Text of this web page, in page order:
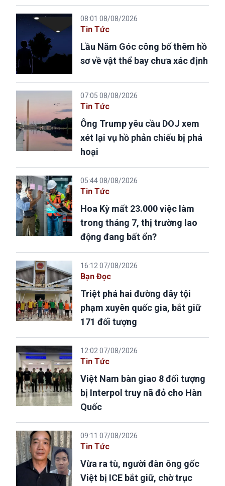
08:01 08/08/2026
Tin Tức
Lầu Năm Góc công bố thêm hồ
sơ về vật thể bay chưa xác định
07:05 08/08/2026
Tin Tức
Ông Trump yêu cầu DOJ xem
xét lại vụ hồ phản chiếu bị phá
hoại
05:44 08/08/2026
Tin Tức
Hoa Kỳ mất 23.000 việc làm
trong tháng 7, thị trường lao
động đang bất ổn?
16:12 07/08/2026
Bạn Đọc
Triệt phá hai đường dây tội
phạm xuyên quốc gia, bắt giữ
171 đối tượng
12:02 07/08/2026
Tin Tức
Việt Nam bàn giao 8 đối tượng
bị Interpol truy nã đỏ cho Hàn
Quốc
09:11 07/08/2026
Tin Tức
Vừa ra tù, người đàn ông gốc
Việt bị ICE bắt giữ, chờ trục